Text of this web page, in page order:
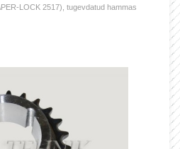
LOCK 2517), tugevdatud hammas